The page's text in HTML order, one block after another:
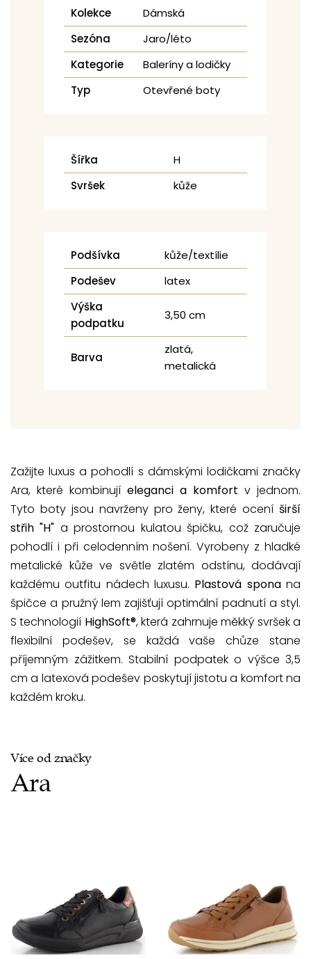
Kolekce
Dámská
Sezóna
Jaro/léto
Kategorie
Baleríny a lodičky
Typ
Otevřené boty
Šířka
H
Svršek
kůže
Podšívka
kůže/textílie
Podešev
latex
Výška
podpatku
3,50 cm
Barva
zlatá,
metalická
Zažijte luxus a pohodlí s dámskými lodičkami značky
Ara, které kombinují eleganci a komfort v jednom.
Tyto boty jsou navrženy pro ženy, které ocení širší
střih "H" a prostornou kulatou špičku, což zaručuje
pohodlí i při celodenním nošení. Vyrobeny z hladké
metalické kůže ve světle zlatém odstínu, dodávají
každému outfitu nádech luxusu. Plastová sponana
špičce a pružný lem zajišťují optimální padnutí a styl.
S technologií HighSoft®, která zahrnuje měkký svršek a
flexibilní podešev, se každá vaše chůze stane
příjemným zážitkem. Stabilní podpatek o výšce 3,5
cm a latexová podešev poskytují jistotu a komfort na
každém kroku.
Více od značky
Ara